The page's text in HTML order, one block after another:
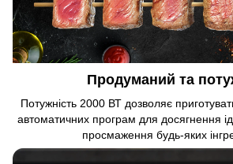
Продуманий та
Потужність 2000 ВТ дозволяє
автоматичних програм для досягнення
просмаження будь-яких